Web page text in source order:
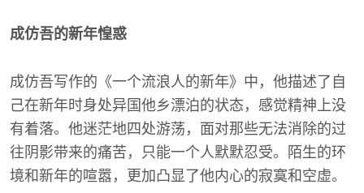
成仿吾的新年惶惑
成仿吾写作的《一个流浪人的新年》中，他描述了自
己在新年时身处异国他乡漂泊的状态，感觉精神上没
有着落。他迷茫地四处游荡，面对那些无法消除的过
往阴影带来的痛苦，只能一个人默默忍受。陌生的环
境和新年的喧嚣，更加凸显了他内心的寂寞和空虚。